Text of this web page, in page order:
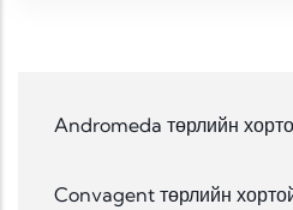
Andromeda төрлийн
Convagent төрлийн